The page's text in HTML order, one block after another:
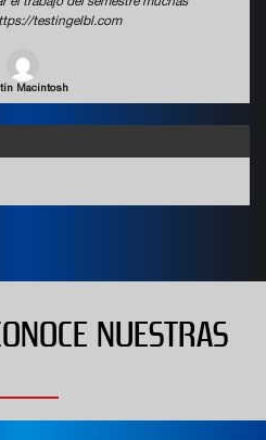
T.T https://testingelbl.com
Wyatt Boulware
NUESTRAS